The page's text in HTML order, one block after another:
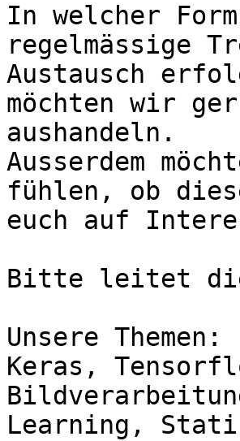
In welcher
regelmässige
Austausch
möchten wir
aushandeln.
Ausserdem
fühlen, ob
euch auf
Bitte leitet
Unsere Themen:
Keras,
Learning,